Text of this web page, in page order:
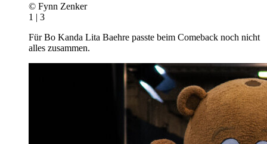
© Fynn Zenker
1 | 3
Für Bo Kanda Lita Baehre passte beim Comeback noch nicht
alles zusammen.